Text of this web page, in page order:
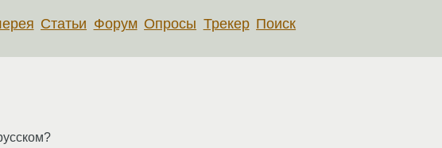
Статьи Форум Опросы Трекер Поиск